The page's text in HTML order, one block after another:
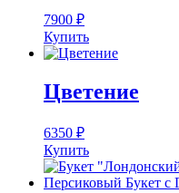
7900 ₽
Купить
Цветение
6350 ₽
Купить